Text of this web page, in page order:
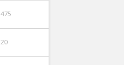
475
20